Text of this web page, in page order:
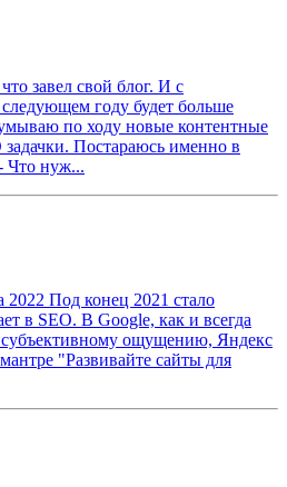
завел свой блог. И с
году будет больше
по ходу новые контентные
Постараюсь именно в
Что нуж...
2022 Под конец 2021 стало
в SEO. В Google, как и всегда
ощущению, Яндекс
"Развивайте сайты для